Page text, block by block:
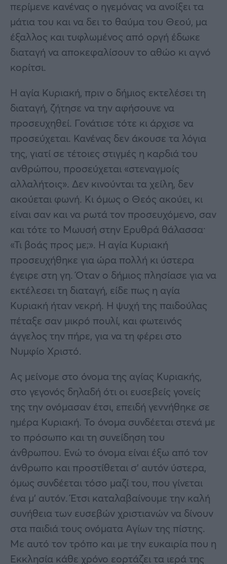
περίμενε κανένας ο ηγεμόνας να ανοίξει τα
μάτια του και να δει το θαύμα του Θεού, μα
έξαλλος και τυφλωμένος από οργή έδωκε
διαταγή να αποκεφαλίσουν το αθώο κι αγνό
κορίτσι.
Η αγία Κυριακή, πριν ο δήμιος εκτελέσει τη
διαταγή, ζήτησε να την αφήσουνε να
προσευχηθεί. Γονάτισε τότε κι άρχισε να
προσεύχεται. Κανένας δεν άκουσε τα λόγια
της, γιατί σε τέτοιες στιγμές η καρδιά του
ανθρώπου, προσεύχεται «στεναγμοίς
αλλαλήτοις». Δεν κινούνται τα χείλη, δεν
ακούεται φωνή. Κι όμως ο Θεός ακούει, κι
είναι σαν και να ρωτά τον προσευχόμενο, σαν
και τότε το Μωυσή στην Ερυθρά θάλασσα·
«Τι βοάς προς με;». Η αγία Κυριακή
προσευχήθηκε για ώρα πολλή κι ύστερα
έγειρε στη γη. Όταν ο δήμιος πλησίασε για να
εκτέλεσει τη διαταγή, είδε πως η αγία
Κυριακή ήταν νεκρή. Η ψυχή της παιδούλας
πέταξε σαν μικρό πουλί, και φωτεινός
άγγελος την πήρε, για να τη φέρει στο
Νυμφίο Χριστό.
Ας μείνομε στο όνομα της αγίας Κυριακής,
στο γεγονός δηλαδή ότι οι ευσεβείς γονείς
της την ονόμασαν έτσι, επειδή γεννήθηκε σε
ημέρα Κυριακή. Το όνομα συνδέεται στενά με
το πρόσωπο και τη συνείδηση του
άνθρωπου. Ενώ το όνομα είναι έξω από τον
άνθρωπο και προστίθεται σ’ αυτόν ύστερα,
όμως συνδέεται τόσο μαζί του, που γίνεται
ένα μ’ αυτόν. Έτσι καταλαβαίνουμε την καλή
συνήθεια των ευσεβών χριστιανών να δίνουν
στα παιδιά τους ονόματα Αγίων της πίστης.
Με αυτό τον τρόπο και με την ευκαιρία που η
Εκκλησία κάθε χρόνο εορτάζει τα ιερά της